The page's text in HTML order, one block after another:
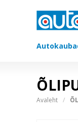
Avaleht